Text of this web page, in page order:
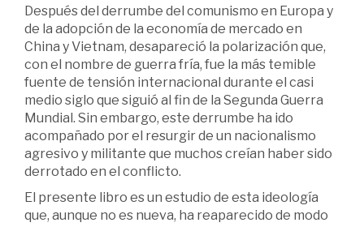
Después del derrumbe del comunismo en Europa y
de la adopción de la economía de mercado en
China y Vietnam, desapareció la polarización que,
con el nombre de guerra fría, fue la más temible
fuente de tensión internacional durante el casi
medio siglo que siguió al fin de la Segunda Guerra
Mundial. Sin embargo, este derrumbe ha ido
acompañado por el resurgir de un nacionalismo
agresivo y militante que muchos creían haber sido
derrotado en el conflicto.
El presente libro es un estudio de esta ideología
que, aunque no es nueva, ha reaparecido de modo